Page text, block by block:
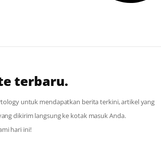
terbaru.
untuk mendapatkan berita terkini, artikel yang
dikirim langsung ke kotak masuk Anda.
hari ini!